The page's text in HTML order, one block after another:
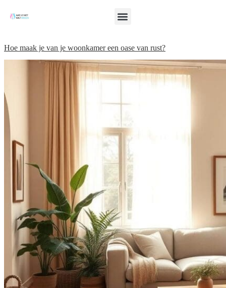
Hoe maak je van je woonkamer een oase van rust?